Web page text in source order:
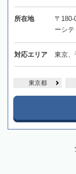
所在地
〒
ーシ
対応エリア 東京、
東京都